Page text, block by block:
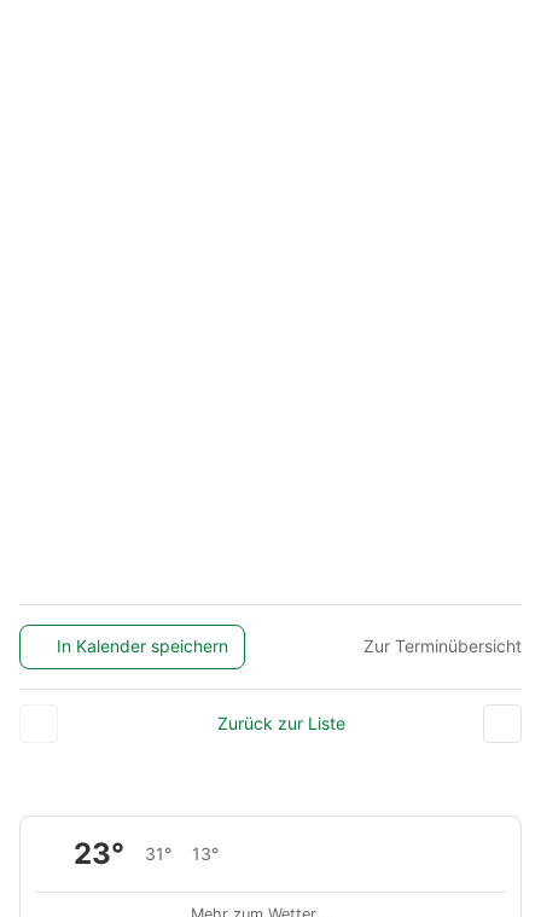
In Kalender speichern Zur Terminübersicht
Zurück zur Liste
23° 31° 13°